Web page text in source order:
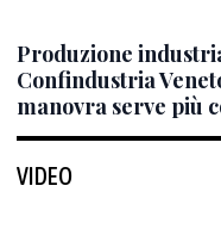
Produzione
Confindustria
manovra serve più
VIDEO